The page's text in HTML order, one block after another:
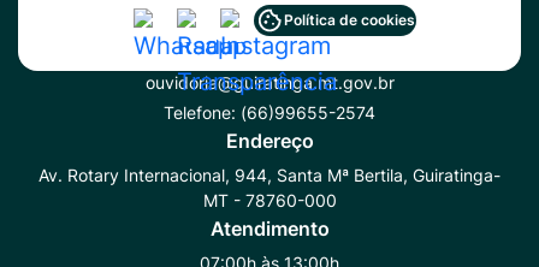
Acessar
a
Rede
Whatsapp
Acessar
a
Rede
Social
Radar
Transparência
Acessar
a
Rede
Social
Instagram
Política de cookies
Contato
ouvidoria@guiratinga.mt.gov.br
Telefone: (66)99655-2574
Endereço
Av. Rotary Internacional, 944, Santa Mª Bertila, Guiratinga-
MT - 78760-000
Atendimento
07:00h às 13:00h